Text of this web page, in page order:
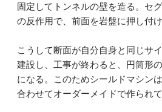
固定してトンネルの壁を造る。セ
の反作用で、前面を岩盤に押し付
こうして断面が自分自身と同じサ
建設し、工事が終わると、円筒形
になる。このためシールドマシン
合わせてオーダーメイドで作られて